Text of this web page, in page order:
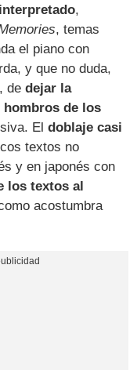
,
, temas
el piano con
y que no duda,
, dedejar la
de los
Eldoblaje casi
textos no
y en japonés con
los textos al
acostumbra